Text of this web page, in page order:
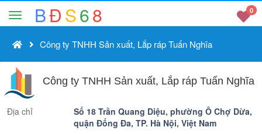
BĐS68 0
Công ty TNHH Sản xuất, Lắp ráp Tuấn Nghĩa
Công ty TNHH Sản xuất, Lắp ráp Tuấn Nghĩa
Địa chỉ
Số 18 Trần Quang Diệu, phường Ô Chợ Dừa,
quận Đống Đa, TP. Hà Nội, Việt Nam